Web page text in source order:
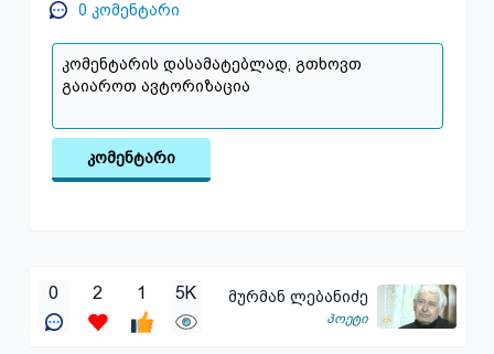
0 კომენტარი
კომენტარი
0 2 1 5K მურმან ლებანიძე
პოეტი